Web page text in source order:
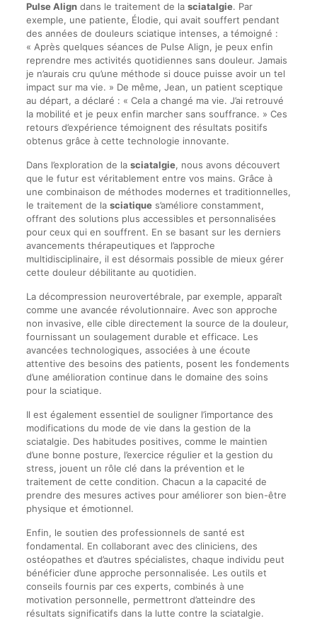
Pulse Aligndans le traitement de la sciatalgie. Par
exemple, une patiente, Élodie, qui avait souffert pendant
des années de douleurs sciatique intenses, a témoigné :
« Après quelques séances de Pulse Align, je peux enfin
reprendre mes activités quotidiennes sans douleur. Jamais
je n’aurais cru qu’une méthode si douce puisse avoir un tel
impact sur ma vie. » De même, Jean, un patient sceptique
au départ, a déclaré : « Cela a changé ma vie. J’ai retrouvé
la mobilité et je peux enfin marcher sans souffrance. » Ces
retours d’expérience témoignent des résultats positifs
obtenus grâce à cette technologie innovante.
Dans l’exploration de la sciatalgie, nous avons découvert
que le futur est véritablement entre vos mains. Grâce à
une combinaison de méthodes modernes et traditionnelles,
le traitement de la sciatiques’améliore constamment,
offrant des solutions plus accessibles et personnalisées
pour ceux qui en souffrent. En se basant sur les derniers
avancements thérapeutiques et l’approche
multidisciplinaire, il est désormais possible de mieux gérer
cette douleur débilitante au quotidien.
La décompression neurovertébrale, par exemple, apparaît
comme une avancée révolutionnaire. Avec son approche
non invasive, elle cible directement la source de la douleur,
fournissant un soulagement durable et efficace. Les
avancées technologiques, associées à une écoute
attentive des besoins des patients, posent les fondements
d’une amélioration continue dans le domaine des soins
pour la sciatique.
Il est également essentiel de souligner l’importance des
modifications du mode de vie dans la gestion de la
sciatalgie. Des habitudes positives, comme le maintien
d’une bonne posture, l’exercice régulier et la gestion du
stress, jouent un rôle clé dans la prévention et le
traitement de cette condition. Chacun a la capacité de
prendre des mesures actives pour améliorer son bien-être
physique et émotionnel.
Enfin, le soutien des professionnels de santé est
fondamental. En collaborant avec des cliniciens, des
ostéopathes et d’autres spécialistes, chaque individu peut
bénéficier d’une approche personnalisée. Les outils et
conseils fournis par ces experts, combinés à une
motivation personnelle, permettront d’atteindre des
résultats significatifs dans la lutte contre la sciatalgie.